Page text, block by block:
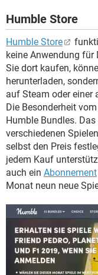
Humble Store
Humble Store
keine Anwendung für
Sie dort kaufen,
herunterladen,
auf Steam oder einer
Die Besonderheit
Humble Bundles.
verschiedenen
selbst den Preis
jedem Kauf
auch ein Abonnement
Monat neun neue